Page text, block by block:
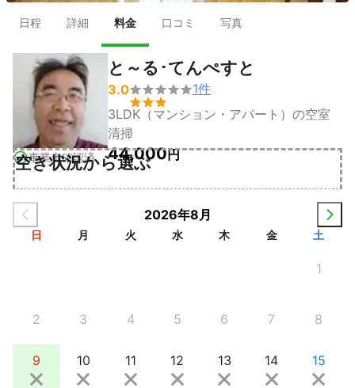
日程 詳細 料金 口コミ 写真
事業者確認済
と～る･てんぺすと
3.0

1件
3LDK（マンション・アパート）の空室
清掃
44,000円
空き状況から選ぶ
2026年8月
日 月 火 水 木 金 土
1
2 3 4 5 6 7 8
9 10 11 12 13 14 15